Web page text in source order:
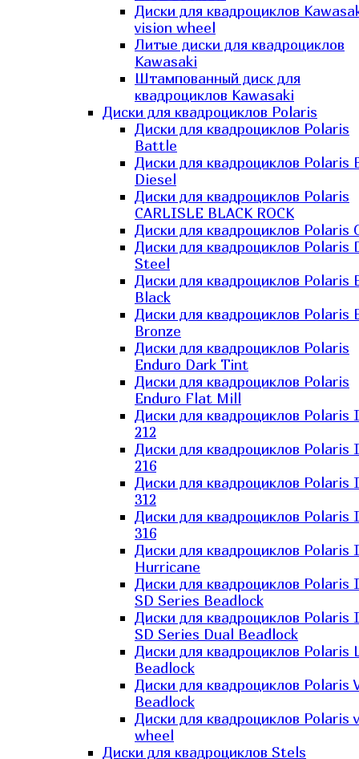
Диски для квадроциклов
vision wheel
Литые диски для квадроциклов
Kawasaki​
Штампованный диск для
квадроциклов Kawasaki​
Диски для квадроциклов Polaris
Диски для квадроциклов Polaris
Battle
Диски для квадроциклов Polaris
Diesel
Диски для квадроциклов Polaris
CARLISLE BLACK ROCK
Диски для квадроциклов Polaris
Диски для квадроциклов Polaris
Steel
Диски для квадроциклов Polaris
Black
Диски для квадроциклов Polaris
Bronze
Диски для квадроциклов Polaris
Enduro Dark Tint
Диски для квадроциклов Polaris
Enduro Flat Mill
Диски для квадроциклов Polaris
212
Диски для квадроциклов Polaris
216
Диски для квадроциклов Polaris
312
Диски для квадроциклов Polaris
316
Диски для квадроциклов Polaris
Hurricane
Диски для квадроциклов Polaris
SD Series Beadlock
Диски для квадроциклов Polaris
SD Series Dual Beadlock
Диски для квадроциклов Polaris
Beadlock
Диски для квадроциклов Polaris
Beadlock
Диски для квадроциклов Polaris
wheel
Диски для квадроциклов Stels